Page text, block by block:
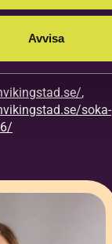
Avvisa
kursen senast
,
soka-